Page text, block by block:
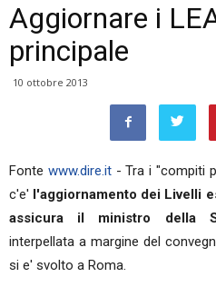
Aggiornare i
principale
10 ottobre 2013
Fonte www.dire.it- Tra i "compiti
c'e' l'aggiornamento dei Livelli
assicura il ministro della
interpellata a margine del
si e' svolto a Roma.